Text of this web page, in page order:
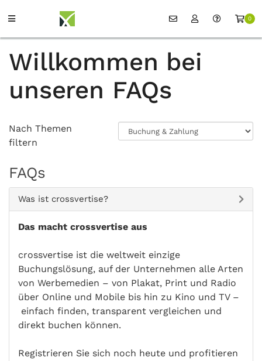
0
Willkommen bei
unseren FAQs
Nach Themen
filtern
FAQs
Was ist crossvertise?
Das macht crossvertise aus
crossvertise ist die weltweit einzige
Buchungslösung, auf der Unternehmen alle Arten
von Werbemedien – von Plakat, Print und Radio
über Online und Mobile bis hin zu Kino und TV –
einfach finden, transparent vergleichen und
direkt buchen können.
Registrieren Sie sich noch heute und profitieren